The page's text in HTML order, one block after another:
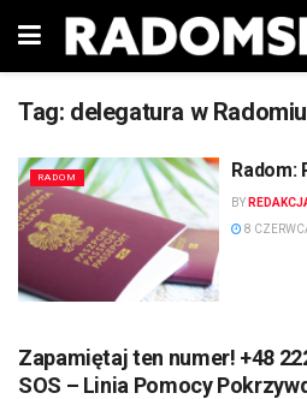
Tag: delegatura w Radomiu
RADOM Radom:
BY
8
Zapamiętaj ten numer! +48
SOS – Linia Pomocy